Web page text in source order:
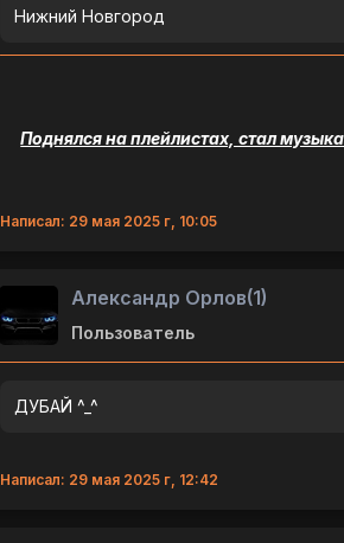
Нижний Новгород
Поднялся на плейлистах, стал
Написал: 29 мая 2025 г, 10:05
Александр Орлов(1)
Пользователь
ДУБАЙ ^_^
Написал: 29 мая 2025 г, 12:42